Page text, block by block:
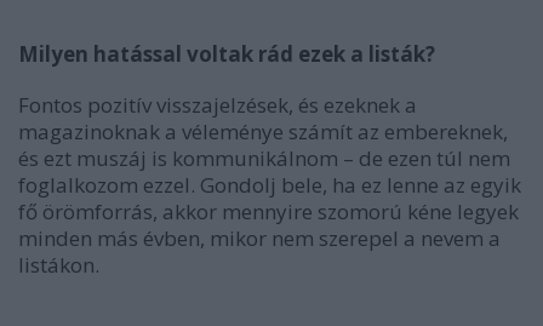
Milyen hatással voltak rád ezek a listák?
Fontos pozitív visszajelzések, és ezeknek a
magazinoknak a véleménye számít az embereknek,
és ezt muszáj is kommunikálnom – de ezen túl nem
foglalkozom ezzel. Gondolj bele, ha ez lenne az egyik
fő örömforrás, akkor mennyire szomorú kéne legyek
minden más évben, mikor nem szerepel a nevem a
listákon.